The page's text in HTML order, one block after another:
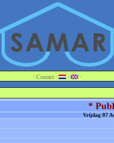
· Contact · · ·
*
Vrijdag 07